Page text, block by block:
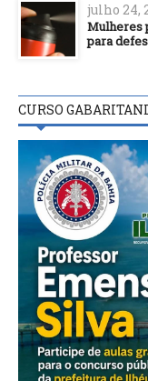
julho 24,
Mulheres
para
CURSO